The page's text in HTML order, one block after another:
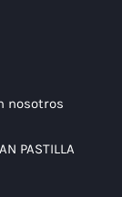
nosotros
PASTILLA